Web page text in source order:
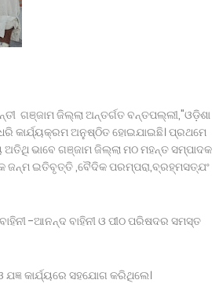
l
ଗଞ୍ଜାମ ଜିଲ୍ଲା ଅନ୍ତର୍ଗତ ବନ୍ତପଲ୍ଲୀ,"ଓଡ଼ିଶା
ଅନୁଷ୍ଠିତ ହୋଇଯାଇଛି। ପ୍ରଥମେ
ଅତିଥି ଭାବେ ଗଞ୍ଜାମ ଜିଲ୍ଲା ମଠ ମହନ୍ତ ସମ୍ପାଦକ
ଜନ୍ମ ଇତିବୃତ୍ତି ,ବୈଦିକ ପରମ୍ପରା,ବ୍ରହ୍ମସତ୍ଯଂ
-ଆନନ୍ଦ ବାହିନୀ ଓ ପୀଠ ପରିଷଦର ସମସ୍ତ
ଯଜ୍ଞ କାର୍ଯ୍ୟରେ ସହଯୋଗ କରିଥିଲେ।